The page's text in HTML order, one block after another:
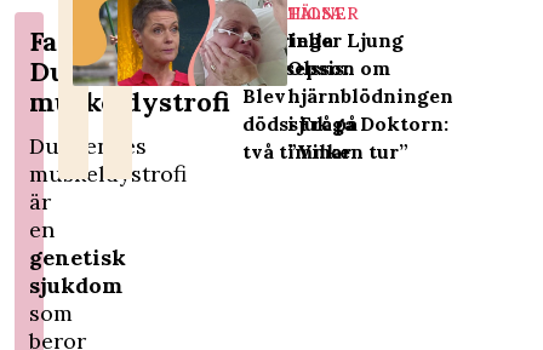
Fakta:
Duchennes
muskeldystrofi
Duchennes
muskeldystrofi
är
en
genetisk
sjukdom
som
beror
RELATIONER
Gabriella
fick sepsis:
Blev
dödssjuk på
två timmar
HÄLSA
Inger Ljung
Olsson om
hjärnblödningen
i Fråga Doktorn:
”Vilken tur”